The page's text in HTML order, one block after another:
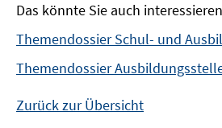
Das könnte Sie auch
Themendossier Schul- und
Themendossier
Zurück zur Übersicht